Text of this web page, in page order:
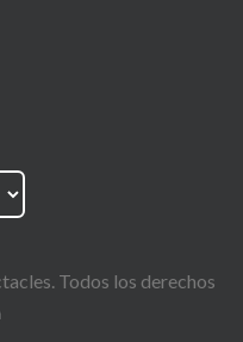
Todos los derechos